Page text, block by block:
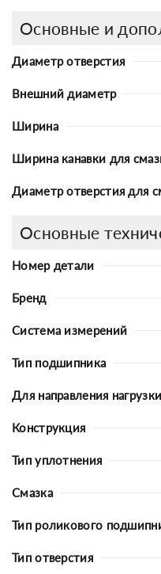
Основные и
Диаметр отверстия
Внешний диаметр
Ширина
Ширина канавки для
Диаметр отверстия для
Основные
Номер детали
Бренд
Система измерений
Тип подшипника
Для направления нагрузки
Конструкция
Тип уплотнения
Смазка
Тип роликового
Тип отверстия